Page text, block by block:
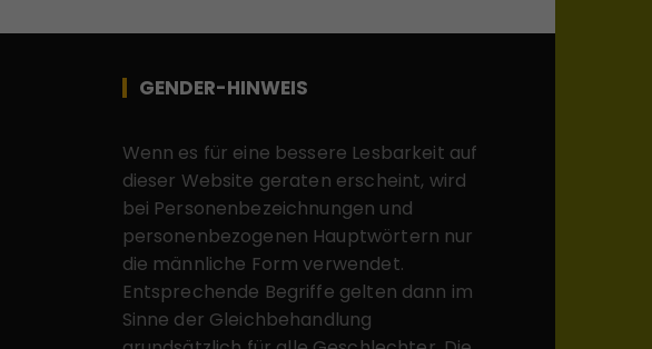
GENDER-HINWEIS
Wenn es für eine bessere Lesbarkeit auf
dieser Website geraten erscheint, wird
bei Personenbezeichnungen und
personenbezogenen Hauptwörtern nur
die männliche Form verwendet.
Entsprechende Begriffe gelten dann im
Sinne der Gleichbehandlung